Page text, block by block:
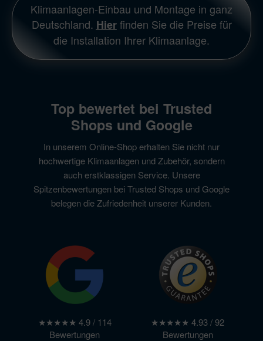
Klimaanlagen-Einbau und Montage in ganz
Deutschland. Hierfinden Sie die Preise für
die Installation Ihrer Klimaanlage.
Top bewertet bei Trusted
Shops und Google
In unserem Online-Shop erhalten Sie nicht nur
hochwertige Klimaanlagen und Zubehör, sondern
auch erstklassigen Service. Unsere
Spitzenbewertungen bei Trusted Shops und Google
belegen die Zufriedenheit unserer Kunden.
★★★★★ 4.9 / 114
Bewertungen
★★★★★ 4.93 / 92
Bewertungen